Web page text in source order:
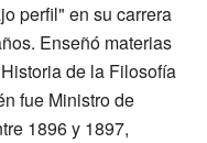
perfil" en su carrera
Enseñó materias
de la Filosofía
fue Ministro de
1896 y 1897,